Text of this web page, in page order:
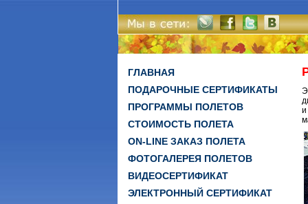
ГЛАВНАЯ
ПОДАРОЧНЫЕ СЕРТИФИКАТЫ
ПРОГРАММЫ ПОЛЕТОВ
СТОИМОСТЬ ПОЛЕТА
ON-LINE ЗАКАЗ ПОЛЕТА
ФОТОГАЛЕРЕЯ ПОЛЕТОВ
ВИДЕОСЕРТИФИКАТ
ЭЛЕКТРОННЫЙ СЕРТИФИКАТ
и